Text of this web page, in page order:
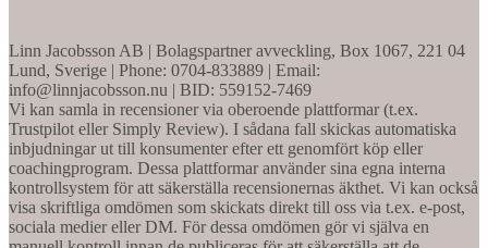
Linn Jacobsson AB | Bolagspartner avveckling, Box 1067, 221 04
Lund, Sverige | Phone: 0704-833889 | Email:
info@linnjacobsson.nu | BID: 559152-7469
Vi kan samla in recensioner via oberoende plattformar (t.ex.
Trustpilot eller Simply Review). I sådana fall skickas automatiska
inbjudningar ut till konsumenter efter ett genomfört köp eller
coachingprogram. Dessa plattformar använder sina egna interna
kontrollsystem för att säkerställa recensionernas äkthet. Vi kan också
visa skriftliga omdömen som skickats direkt till oss via t.ex. e-post,
sociala medier eller DM. För dessa omdömen gör vi själva en